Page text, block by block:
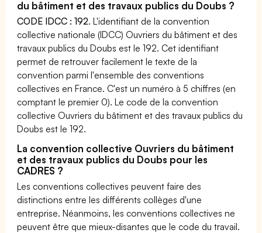
du bâtiment et des travaux publics du Doubs ?
CODE IDCC : 192. L'identifiant de la convention
collective nationale (IDCC) Ouvriers du bâtiment et des
travaux publics du Doubs est le 192. Cet identifiant
permet de retrouver facilement le texte de la
convention parmi l'ensemble des conventions
collectives en France. C'est un numéro à 5 chiffres (en
comptant le premier 0). Le code de la convention
collective Ouvriers du bâtiment et des travaux publics du
Doubs est le 192.
La convention collective Ouvriers du bâtiment
et des travaux publics du Doubs pour les
CADRES ?
Les conventions collectives peuvent faire des
distinctions entre les différents collèges d'une
entreprise. Néanmoins, les conventions collectives ne
peuvent être que mieux-disantes que le code du travail.